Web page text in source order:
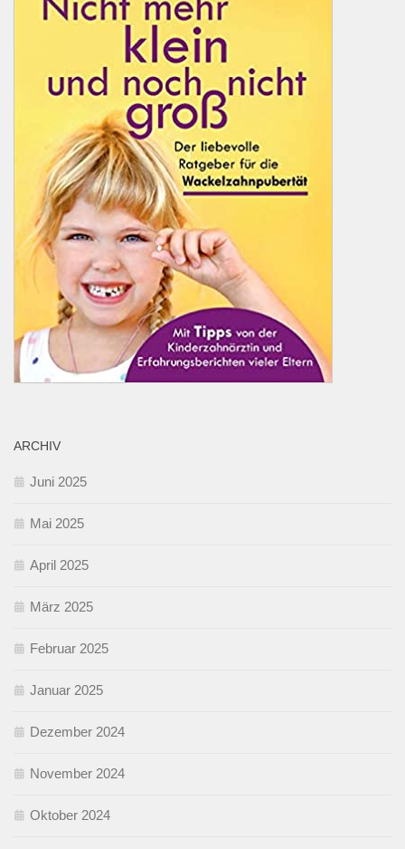
ARCHIV
Juni 2025
Mai 2025
April 2025
März 2025
Februar 2025
Januar 2025
Dezember 2024
November 2024
Oktober 2024